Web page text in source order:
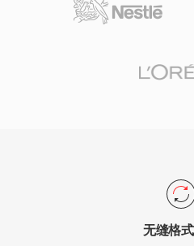
的文件大小上限，以及不
历史，AVI仍然是最被广泛
无缝格